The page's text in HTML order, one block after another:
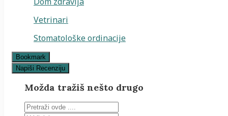
Vetrinari
Stomatološke ordinacije
Bookmark
Napiši Recenziju
Možda tražiš nešto drugo